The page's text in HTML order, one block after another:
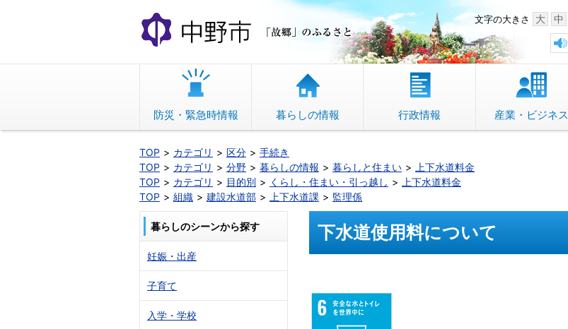
文
へ
動
中野市 「故郷」のふるさと文字の大きさ 大 中
防災・緊急時情報 暮らしの情報 行政情報 産業・ビジネス
TOP カテゴリ 区分
手続き
TOP
カテゴリ 分野 暮らしの情報 暮らしと住まい
上下水道料金
TOP
カテゴリ 目的別 くらし・住まい・引っ越し
上下水道料金
TOP
組織 建設水道部 上下水道課 監理係
下水道使用料について
暮らしのシーンから探す
妊娠・出産
子育て
入学・学校